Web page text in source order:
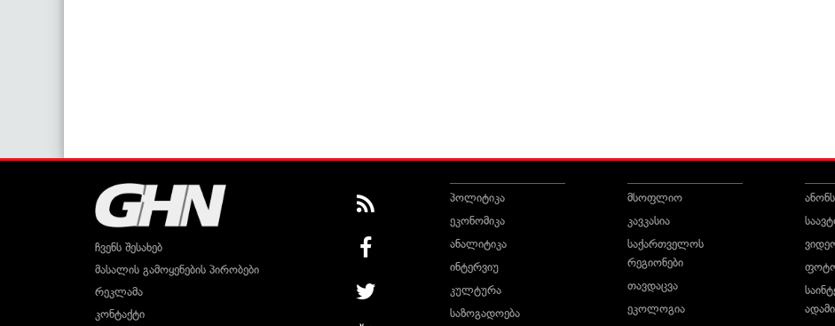
ჩვენს შესახებ
მასალის გამოყენების პირობები
რეკლამა
კონტაქტი
პოლიტიკა
ეკონომიკა
ანალიტიკა
ინტერვიუ
კულტურა
საზოგადოება
მსოფლიო
კავკასია
საქართველოს
რეგიონები
თავდაცვა
ეკოლოგია